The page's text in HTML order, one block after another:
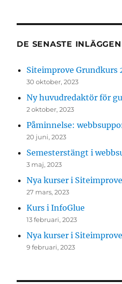
DE SENASTE INLÄGGEN
Siteimprove Grundkurs
30 oktober, 2023
Ny huvudredaktör för
2 oktober, 2023
Påminnelse:
20 juni, 2023
Semesterstängt i
3 maj, 2023
Nya kurser i Siteimprove
27 mars, 2023
Kurs i InfoGlue
13 februari, 2023
Nya kurser i Siteimprove
9 februari, 2023